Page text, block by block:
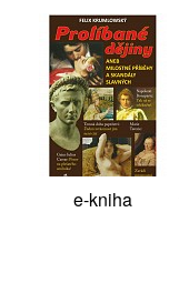
e-kniha